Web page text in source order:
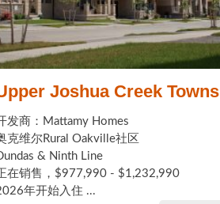
Joshua Creek Towns
发商：Mattamy Homes
克维尔Rural Oakville社区
& Ninth Line
在销售，$977,990 - $1,232,990
年开始入住 ...